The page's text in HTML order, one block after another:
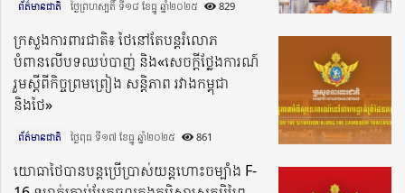
ព័ត៌មានជាតិ ថ្ងៃព្រហស្បតិ៍ ទី១៨ ខែធ្នូ ឆ្នាំ២០២៥​ 829
ក្រសួងការពារជាតិ៖ ថៃនៅតែបន្តរំលោភ
បំពានលើបទឈប់បាញ់ និង«សេចក្តីថ្លែងការណ៍
រួមស្តីពីកិច្ចព្រមព្រៀង សន្តិភាព រវាងកម្ពុជា
និងថៃ»
ព័ត៌មានជាតិ ថ្ងៃពុធ ទី១៧ ខែធ្នូ ឆ្នាំ២០២៥​ 861
យោធាថៃបានបន្តប្រើប្រាស់យន្តហោះចម្បាំង F-